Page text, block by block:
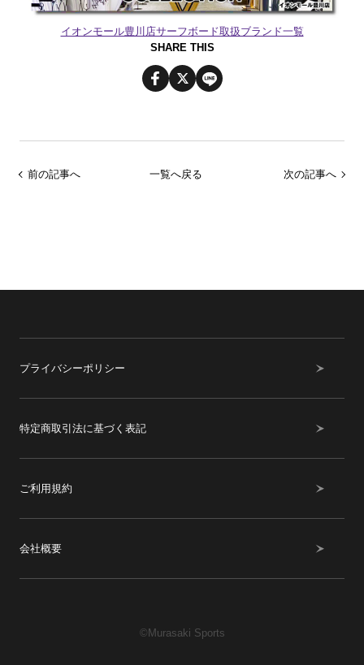
イオンモール豊川店サーフボード取扱ブランド一覧
SHARE THIS
前の記事へ 一覧へ戻る 次の記事へ
プライバシーポリシー
特定商取引法に基づく表記
ご利用規約
会社概要
©Murasaki Sports